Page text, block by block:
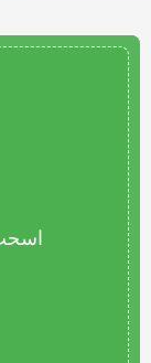
اسحب